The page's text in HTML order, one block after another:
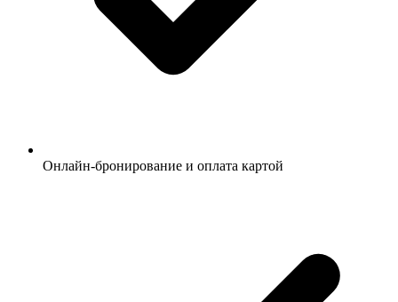
Онлайн-бронирование и оплата картой